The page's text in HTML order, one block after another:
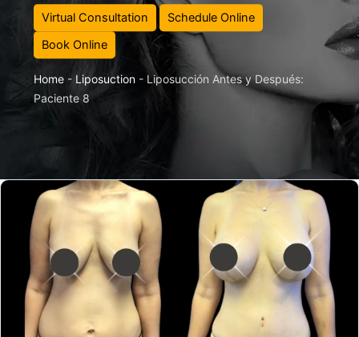
Virtual Consultation
Schedule Online
Book Online
Home - Liposuction - Liposucción Antes y Después:
Paciente 8